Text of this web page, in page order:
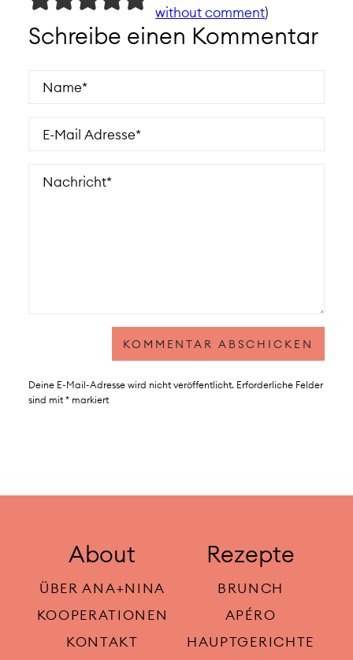
without comment)
Schreibe einen Kommentar
Deine E-Mail-Adresse wird nicht veröffentlicht. Erforderliche Felder
sind mit *markiert
About
ÜBER ANA+NINA
KOOPERATIONEN
KONTAKT
Rezepte
BRUNCH
APÉRO
HAUPTGERICHTE